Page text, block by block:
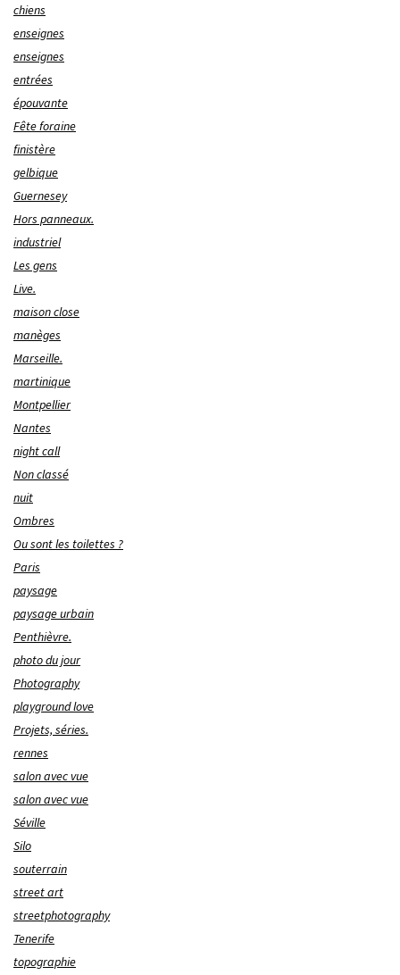
chiens
enseignes
enseignes
entrées
épouvante
Fête foraine
finistère
gelbique
Guernesey
Hors panneaux.
industriel
Les gens
Live.
maison close
manèges
Marseille.
martinique
Montpellier
Nantes
night call
Non classé
nuit
Ombres
Ou sont les toilettes ?
Paris
paysage
paysage urbain
Penthièvre.
photo du jour
Photography
playground love
Projets, séries.
rennes
salon avec vue
salon avec vue
Séville
Silo
souterrain
street art
streetphotography
Tenerife
topographie